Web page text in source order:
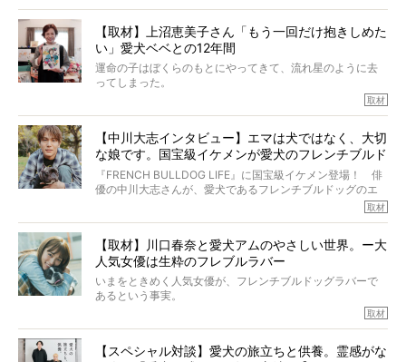
ところが、フレンチブルドッグの桃太郎は9歳で脳腫瘍を発
症し、なんと4年7ヶ月間も生き抜いたのです。旅立ったと
きの年齢は13歳と11ヶ月、レジェンド級のレジェンドでし
た。さらには、治療後3年間は一度も発作が起きなかったと
いいます。
この事実はフレンチブルドッグだけでなく、脳腫瘍と闘う
太郎のオーナーである佐藤さんご夫婦に、治療の選択やケ
アについて詳しくお話しをうかがいました。
【取材】上沼恵美子さん「もう一回だけ抱きしめた
い」愛犬ベベとの12年間
運命の子はぼくらのもとにやってきて、流れ星のように去
ってしまった。
り添いたいと思う。
その悲しみをいますぐ解消することはできないが、話をき
いて、泣いたり笑ったりするのもいいだろう。
こんな子だった、こんなにいい子だった、ほんとうに愛し
ていたと。
ぼくらは上沼恵美子さんのご自宅へ伺って、お話をきこう
と思った。
取材
【中川大志インタビュー】エマは犬ではなく、大切
な娘です。国宝級イケメンが愛犬のフレンチブルド
ッグと一緒に登場
『FRENCH BULLDOG LIFE』に国宝級イケメン登場！ 俳
優の中川大志さんが、愛犬であるフレンチブルドッグのエ
マちゃん（2歳の女の子）にメロメロとの情報を聞きつけ、
カエピソードが次から次へと飛び出しました。
取材
【取材】川口春奈と愛犬アムのやさしい世界。ー大
人気女優は生粋のフレブルラバー
いまをときめく人気女優が、フレンチブルドッグラバーで
あるという事実。
とりを目の当たりにするほどに、そのフレンチブルドッグ
取材
【スペシャル対談】愛犬の旅立ちと供養。霊感がな